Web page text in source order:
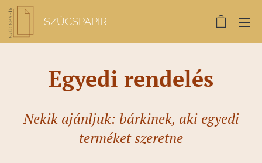
SZŰCSPAPÍR
Egyedi rendelés
Nekik ajánljuk: bárkinek, aki egyedi
terméket szeretne